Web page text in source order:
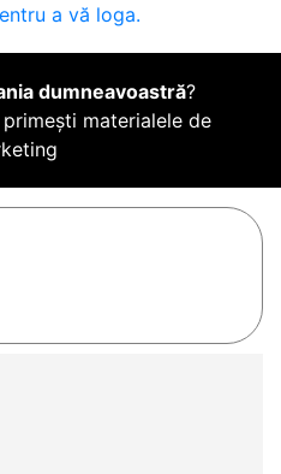
a vă loga.
dumneavoastră?
materialele de